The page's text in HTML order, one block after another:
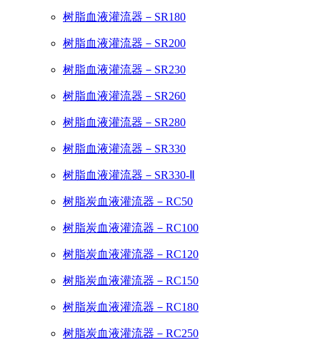
树脂血液灌流器－SR180
树脂血液灌流器－SR200
树脂血液灌流器－SR230
树脂血液灌流器－SR260
树脂血液灌流器－SR280
树脂血液灌流器－SR330
树脂血液灌流器－SR330-Ⅱ
树脂炭血液灌流器－RC50
树脂炭血液灌流器－RC100
树脂炭血液灌流器－RC120
树脂炭血液灌流器－RC150
树脂炭血液灌流器－RC180
树脂炭血液灌流器－RC250